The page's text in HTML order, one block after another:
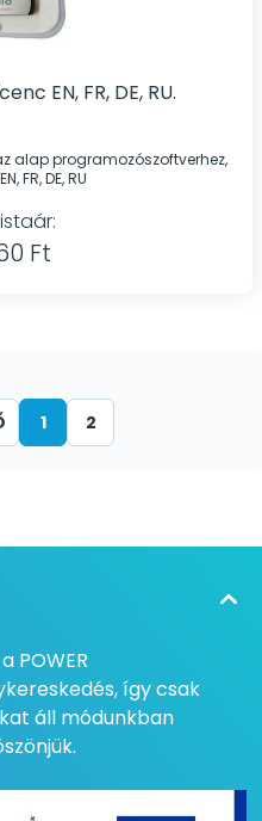
EN, FR, DE, RU.
alap programozószoftverhez,
FR, DE, RU
Ft
1 2
POWER
így csak
áll módunkban